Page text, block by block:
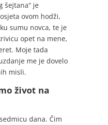
šejtana“ je
ovom hodži,
sumu novca, te je
opet na mene,
Moje tada
me je dovelo
misli.
život na
dana. Čim